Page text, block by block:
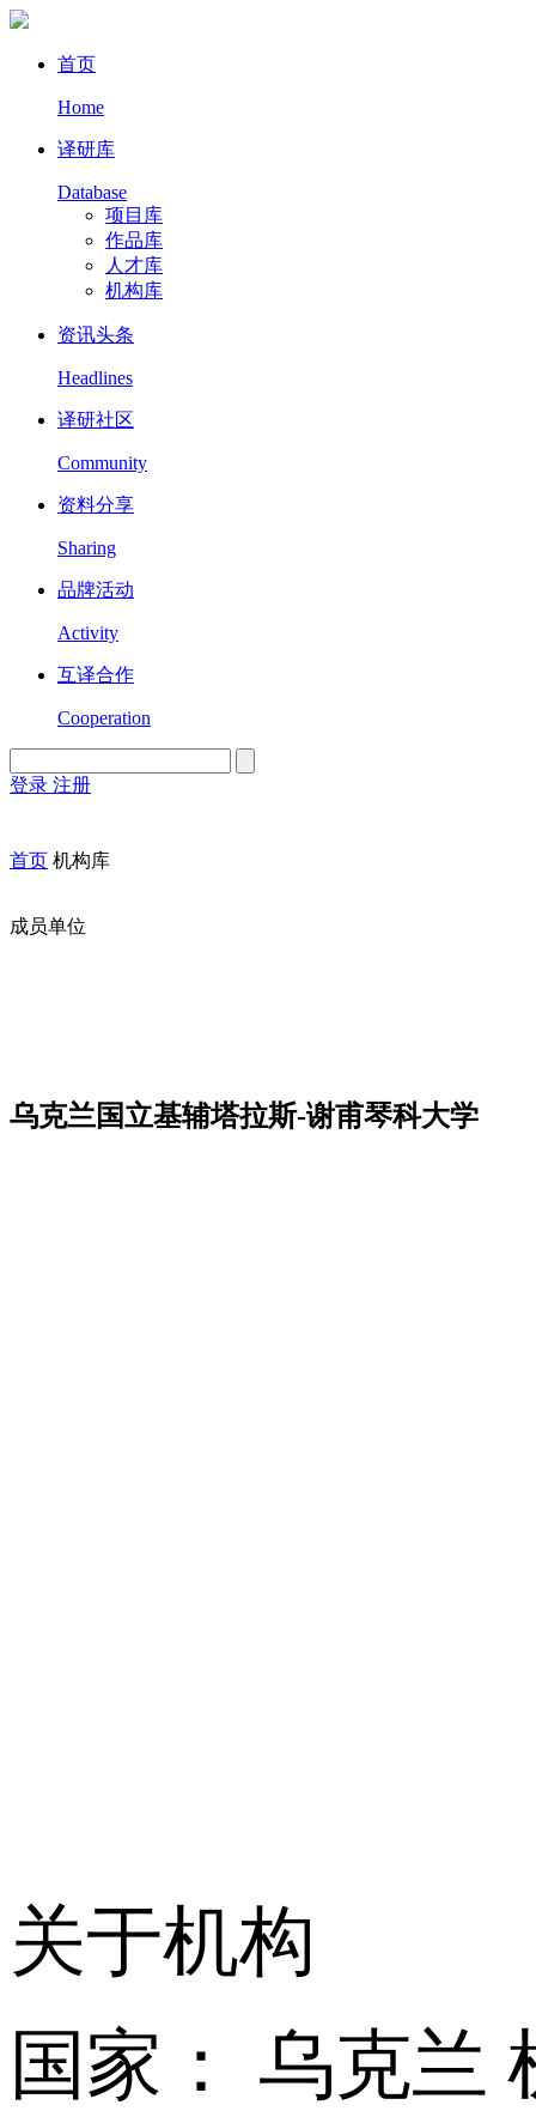
首页
Home
译研库
Database
项目库
作品库
人才库
机构库
资讯头条
Headlines
译研社区
Community
资料分享
Sharing
品牌活动
Activity
互译合作
Cooperation
登录 注册
首页 机构库
成员单位
乌克兰国立基辅塔拉斯-谢甫琴科大学
关于机构
国家： 乌克兰